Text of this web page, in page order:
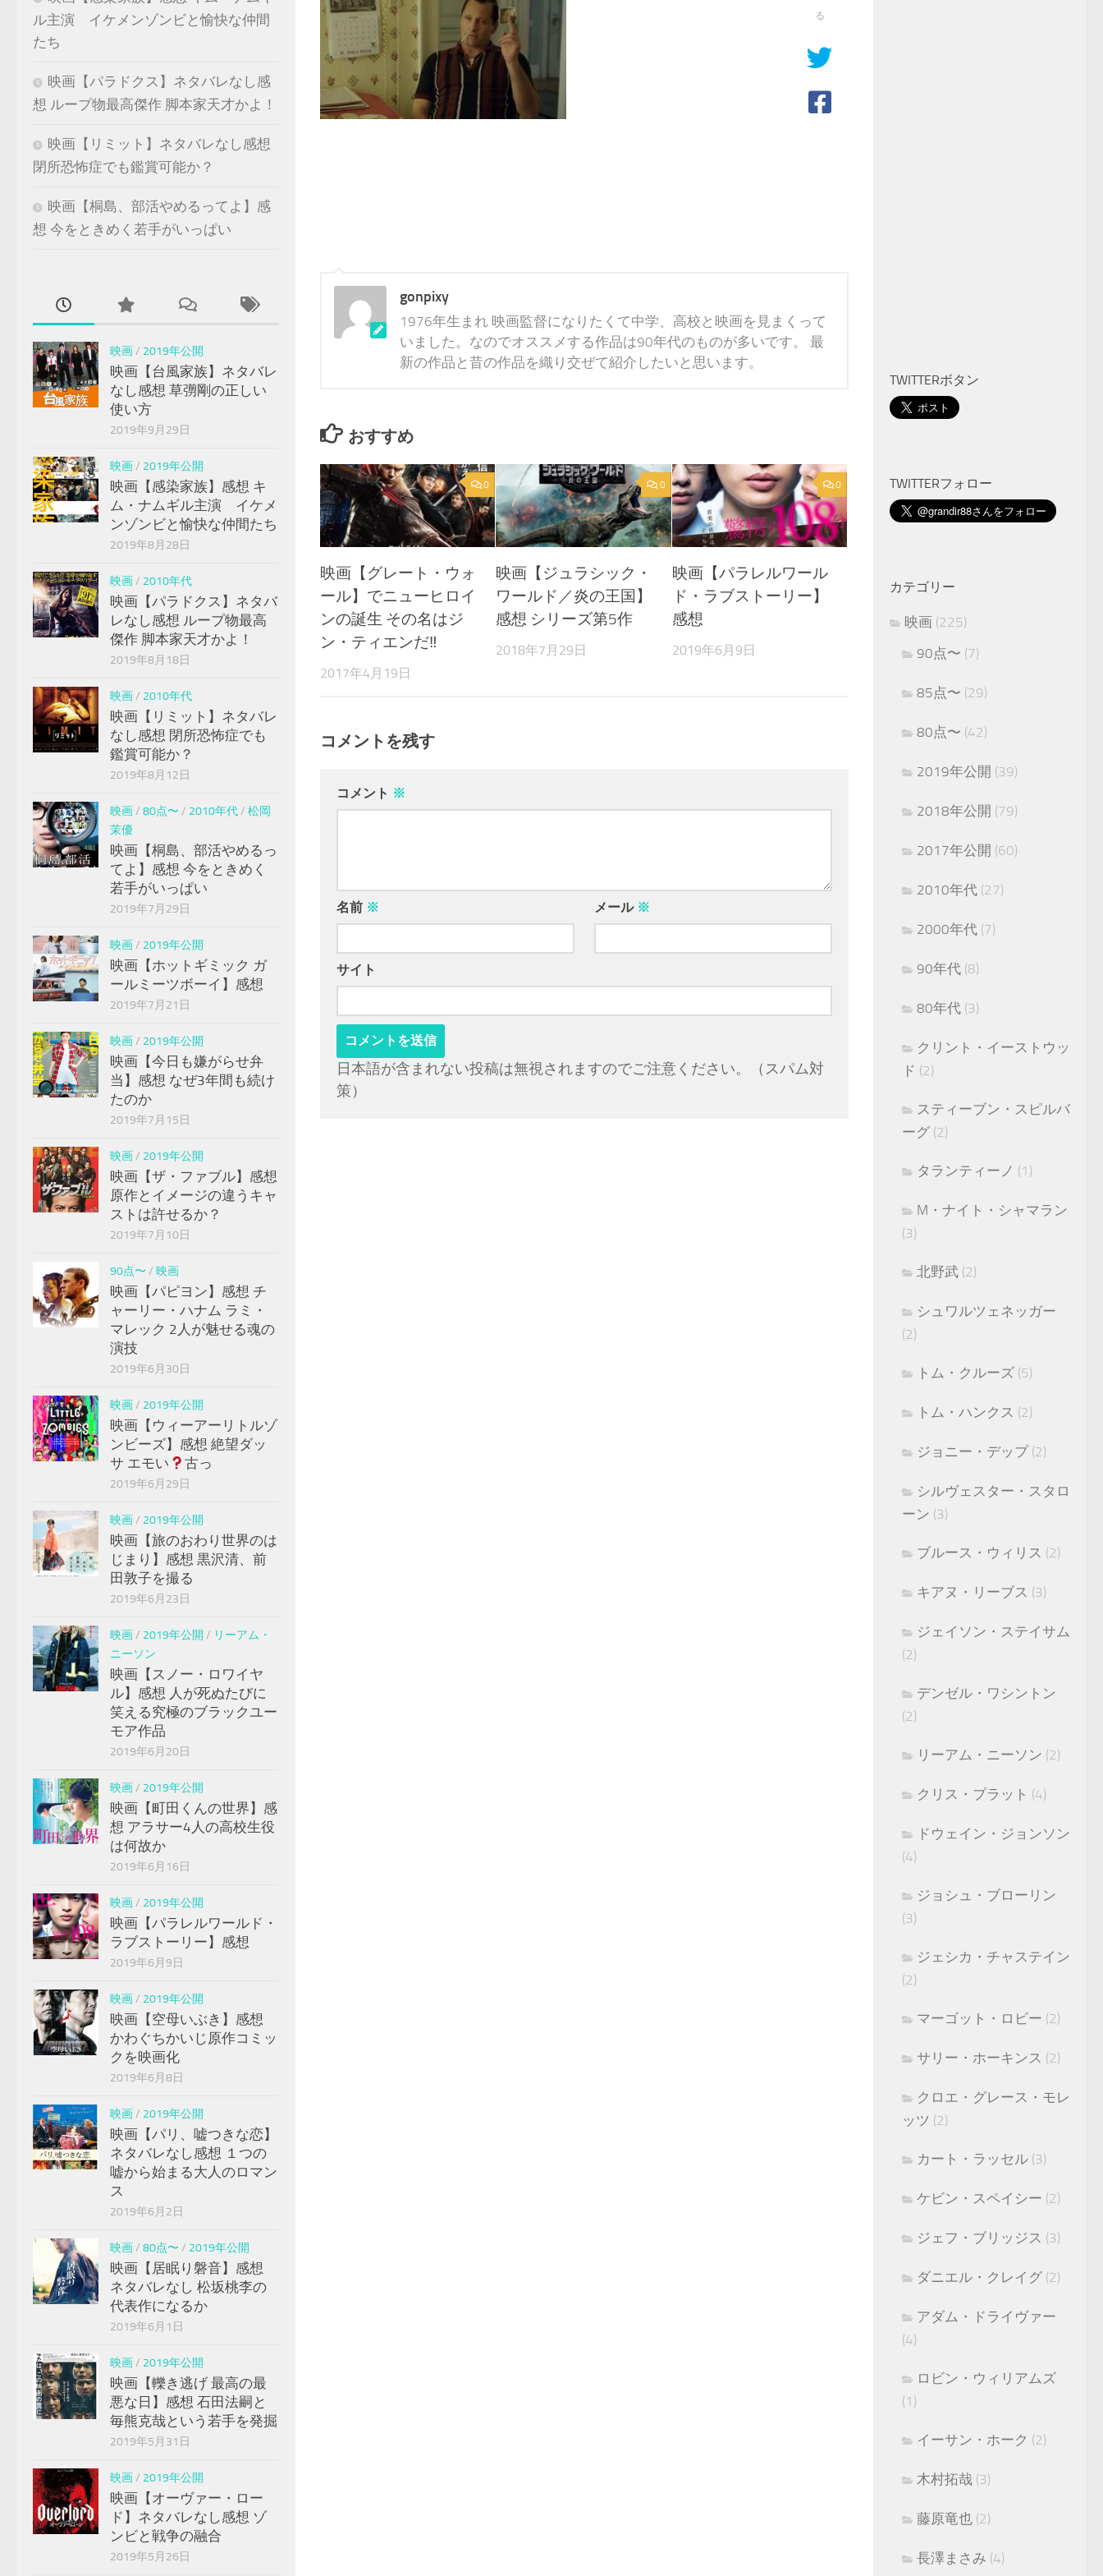
る
gonpixy
1976年生まれ 映画監督になりたくて中学、高校と映画を見まくって
いました。なのでオススメする作品は90年代のものが多いです。 最
新の作品と昔の作品を織り交ぜて紹介したいと思います。
おすすめ
0
映画【グレート・ウォ
ール】でニューヒロイ
ンの誕生 その名はジ
ン・ティエンだ‼︎
2017年4月19日
0
映画【ジュラシック・
ワールド／炎の王国】
感想 シリーズ第5作
2018年7月29日
0
映画【パラレルワール
ド・ラブストーリー】
感想
2019年6月9日
コメントを残す
コメント ※
名前 ※ メール ※
サイト
日本語が含まれない投稿は無視されますのでご注意ください。（スパム対
策）
ル主演 イケメンゾンビと愉快な仲間
たち
映画【パラドクス】ネタバレなし感
想 ループ物最高傑作 脚本家天才かよ！
映画【リミット】ネタバレなし感想
閉所恐怖症でも鑑賞可能か？
映画【桐島、部活やめるってよ】感
想 今をときめく若手がいっぱい
映画/ 2019年公開
映画【台風家族】ネタバレ
なし感想 草彅剛の正しい
使い方
2019年9月29日
映画/ 2019年公開
映画【感染家族】感想 キ
ム・ナムギル主演 イケメ
ンゾンビと愉快な仲間たち
2019年8月28日
映画/ 2010年代
映画【パラドクス】ネタバ
レなし感想 ループ物最高
傑作 脚本家天才かよ！
2019年8月18日
映画/ 2010年代
映画【リミット】ネタバレ
なし感想 閉所恐怖症でも
鑑賞可能か？
2019年8月12日
映画/ 80点〜 / 2010年代/ 松岡
茉優
映画【桐島、部活やめるっ
てよ】感想 今をときめく
若手がいっぱい
2019年7月29日
映画/ 2019年公開
映画【ホットギミック ガ
ールミーツボーイ】感想
2019年7月21日
映画/ 2019年公開
映画【今日も嫌がらせ弁
当】感想 なぜ3年間も続け
たのか
2019年7月15日
映画/ 2019年公開
映画【ザ・ファブル】感想
原作とイメージの違うキャ
ストは許せるか？
2019年7月10日
90点〜 / 映画
映画【パピヨン】感想 チ
ャーリー・ハナム ラミ・
マレック 2人が魅せる魂の
演技
2019年6月30日
映画/ 2019年公開
映画【ウィーアーリトルゾ
ンビーズ】感想 絶望ダッ
サ エモい
古っ
2019年6月29日
映画/ 2019年公開
映画【旅のおわり世界のは
じまり】感想 黒沢清、前
田敦子を撮る
2019年6月23日
映画/ 2019年公開 / リーアム・
ニーソン
映画【スノー・ロワイヤ
ル】感想 人が死ぬたびに
笑える究極のブラックユー
モア作品
2019年6月20日
映画/ 2019年公開
映画【町田くんの世界】感
想 アラサー4人の高校生役
は何故か
2019年6月16日
映画/ 2019年公開
映画【パラレルワールド・
ラブストーリー】感想
2019年6月9日
映画/ 2019年公開
映画【空母いぶき】感想
かわぐちかいじ原作コミッ
クを映画化
2019年6月8日
映画/ 2019年公開
映画【パリ、嘘つきな恋】
ネタバレなし感想 １つの
嘘から始まる大人のロマン
ス
2019年6月2日
映画/ 80点〜 / 2019年公開
映画【居眠り磐音】感想
ネタバレなし 松坂桃李の
代表作になるか
2019年6月1日
映画/ 2019年公開
映画【轢き逃げ 最高の最
悪な日】感想 石田法嗣と
毎熊克哉という若手を発掘
2019年5月31日
映画/ 2019年公開
映画【オーヴァー・ロー
ド】ネタバレなし感想 ゾ
ンビと戦争の融合
2019年5月26日
TWITTERボタン
TWITTERフォロー
カテゴリー
映画 (225)
90点〜 (7)
85点〜 (29)
80点〜 (42)
2019年公開 (39)
2018年公開 (79)
2017年公開 (60)
2010年代 (27)
2000年代 (7)
90年代 (8)
80年代 (3)
クリント・イーストウッ
ド (2)
スティーブン・スピルバ
ーグ (2)
タランティーノ (1)
M・ナイト・シャマラン
(3)
北野武 (2)
シュワルツェネッガー
(2)
トム・クルーズ (5)
トム・ハンクス (2)
ジョニー・デップ(2)
シルヴェスター・スタロ
ーン (3)
ブルース・ウィリス (2)
キアヌ・リーブス (3)
ジェイソン・ステイサム
(2)
デンゼル・ワシントン
(2)
リーアム・ニーソン (2)
クリス・プラット (4)
ドウェイン・ジョンソン
(4)
ジョシュ・ブローリン
(3)
ジェシカ・チャステイン
(2)
マーゴット・ロビー (2)
サリー・ホーキンス (2)
クロエ・グレース・モレ
ッツ (2)
カート・ラッセル (3)
ケビン・スペイシー (2)
ジェフ・ブリッジス (3)
ダニエル・クレイグ (2)
アダム・ドライヴァー
(4)
ロビン・ウィリアムズ
(1)
イーサン・ホーク (2)
木村拓哉 (3)
藤原竜也 (2)
長澤まさみ (4)